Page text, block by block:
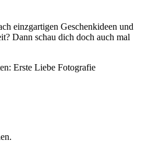
einzgartigen Geschenkideen und
Dann schau dich doch auch mal
Erste Liebe Fotografie